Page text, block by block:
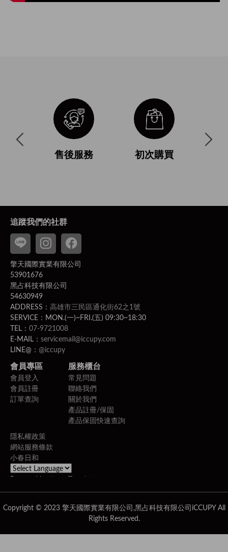
售後服務 初次購買
追蹤我們的社群
擎天國際實業有限公司
53901676
黑占科技有限公司
54630949
ADDRESS： 高雄市三民區通化街62之1號
SERVICE：MON.(一)~FRI.(五) 09:30~18:30
TEL： 07-9721008
E-MAIL： servicemail@iccupy.com
LINE@： @iccupy
會員專區
會員登入
會員註冊
訂單查詢
服務櫃台
常見問題
聯絡我們
關於我們
產品註冊/保固
產品保固快速查詢
隱私權政策
網站服務條款
小春日和
Copyright © 2023 擎天國際實業有限公司,黑占科技有限公司iCCUPY All
Rights Reserved.